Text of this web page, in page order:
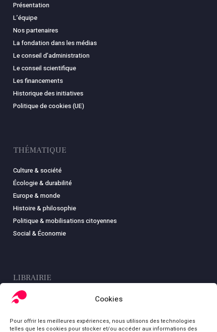
Cookies
Pour offrir les meilleures expériences, nous utilisons des technologies
telles que les cookies pour stocker et/ou accéder aux informations des
Présentation
L’équipe
Nos partenaires
La fondation dans les médias
Le conseil d’administration
Le conseil scientifique
Les financements
Historique des initiatives
Politique de cookies (UE)
THÉMATIQUE
Culture & société
Écologie & durabilité
Europe & monde
Histoire & philosophie
Politique & mobilisations citoyennes
Social & Économie
LIBRAIRIE
Boutique
Mon compte